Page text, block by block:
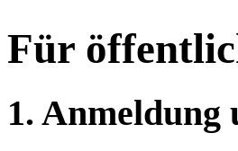
Für
1. Anmeldung